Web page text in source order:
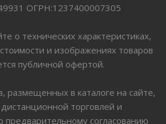
ОГРН:1237400007305
о технических характеристиках,
и изображениях товаров
публичной офертой.
размещенных в каталоге на сайте,
дистанционной торговлей и
предварительному согласованию